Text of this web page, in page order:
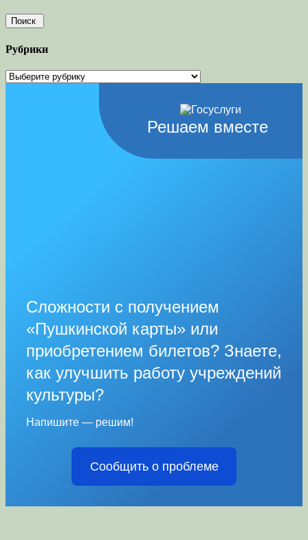
Рубрики
Рубрики
Решаем вместе
Сложности с получением
«Пушкинской карты» или
приобретением билетов? Знаете,
как улучшить работу учреждений
культуры?
Напишите — решим!
Сообщить о проблеме